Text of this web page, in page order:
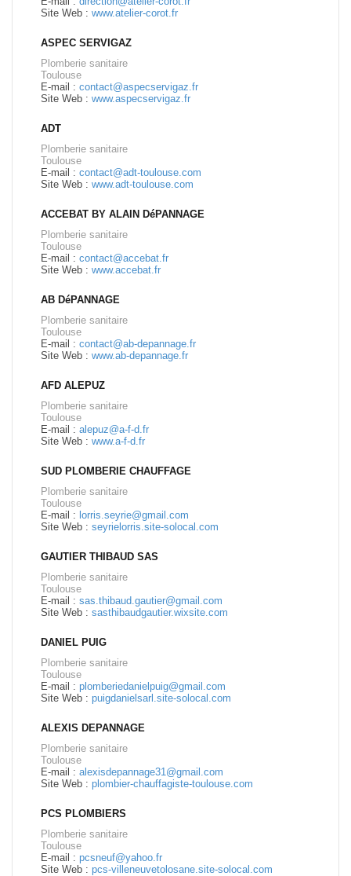
Site Web : www.atelier-corot.fr
ASPEC SERVIGAZ
Plomberie sanitaire
Toulouse
E-mail : contact@aspecservigaz.fr
Site Web : www.aspecservigaz.fr
ADT
Plomberie sanitaire
Toulouse
E-mail : contact@adt-toulouse.com
Site Web : www.adt-toulouse.com
ACCEBAT BY ALAIN DéPANNAGE
Plomberie sanitaire
Toulouse
E-mail : contact@accebat.fr
Site Web : www.accebat.fr
AB DéPANNAGE
Plomberie sanitaire
Toulouse
E-mail : contact@ab-depannage.fr
Site Web : www.ab-depannage.fr
AFD ALEPUZ
Plomberie sanitaire
Toulouse
E-mail : alepuz@a-f-d.fr
Site Web : www.a-f-d.fr
SUD PLOMBERIE CHAUFFAGE
Plomberie sanitaire
Toulouse
E-mail : lorris.seyrie@gmail.com
Site Web : seyrielorris.site-solocal.com
GAUTIER THIBAUD SAS
Plomberie sanitaire
Toulouse
E-mail : sas.thibaud.gautier@gmail.com
Site Web : sasthibaudgautier.wixsite.com
DANIEL PUIG
Plomberie sanitaire
Toulouse
E-mail : plomberiedanielpuig@gmail.com
Site Web : puigdanielsarl.site-solocal.com
ALEXIS DEPANNAGE
Plomberie sanitaire
Toulouse
E-mail : alexisdepannage31@gmail.com
Site Web : plombier-chauffagiste-toulouse.com
PCS PLOMBIERS
Plomberie sanitaire
Toulouse
E-mail : pcsneuf@yahoo.fr
Site Web : pcs-villeneuvetolosane.site-solocal.com